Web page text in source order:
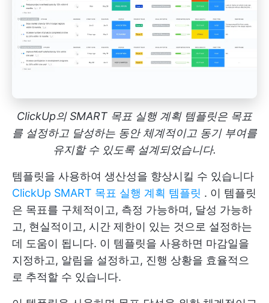
ClickUp의 SMART 목표 실행 계획 템플릿은 목표
를 설정하고 달성하는 동안 체계적이고 동기 부여를
유지할 수 있도록 설계되었습니다.
템플릿을 사용하여 생산성을 향상시킬 수 있습니다
ClickUp SMART 목표 실행 계획 템플릿 . 이 템플릿
은 목표를 구체적이고, 측정 가능하며, 달성 가능하
고, 현실적이고, 시간 제한이 있는 것으로 설정하는
데 도움이 됩니다. 이 템플릿을 사용하면 마감일을
지정하고, 알림을 설정하고, 진행 상황을 효율적으
로 추적할 수 있습니다.